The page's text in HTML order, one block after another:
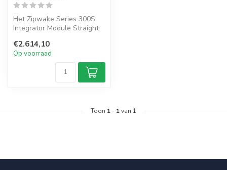
Het Zipwake Series 300S
Integrator Module Straight
co...
€2.614,10
Op voorraad
Toon 1 - 1van 1